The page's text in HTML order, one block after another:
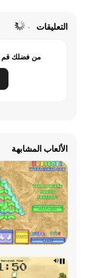
التعليقات
من فضلك قم
الألعاب المشابهة